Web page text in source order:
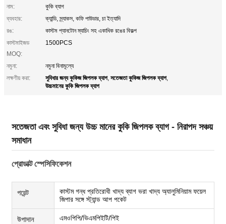
নাম:
কুকি ব্যাগ
ব্যবহার:
ক্যান্ডি, স্ন্যাকস, কফি পাউডার, চা ইত্যাদি
রঙ:
কাস্টম প্যানটোন ম্যাচিং সহ একাধিক রঙের বিকল্প
কাস্টমাইজড
MOQ:
1500PCS
নমুনা:
নমুনা বিনামূল্যে
লক্ষণীয় করা:
সুবিধার জন্য কুকিজ জিপলক ব্যাগ, সতেজতা কুকিজ জিপলক ব্যাগ,
উচ্চমানের কুকি জিপলক ব্যাগ
সতেজতা এবং সুবিধা জন্য উচ্চ মানের কুকি জিপলক ব্যাগ - নিরাপদ সঞ্চয়
সমাধান
প্রোডাক্ট স্পেসিফিকেশন
পয়েন্ট
কাস্টম গন্ধ প্রতিরোধী খাদ্য ব্যাগ ভরা খাদ্য অ্যালুমিনিয়াম ফয়েল
জিপার সঙ্গে স্ট্যান্ড আপ পকেট
উপাদান এমওপিপি/ভিএমপিইটি/পিই